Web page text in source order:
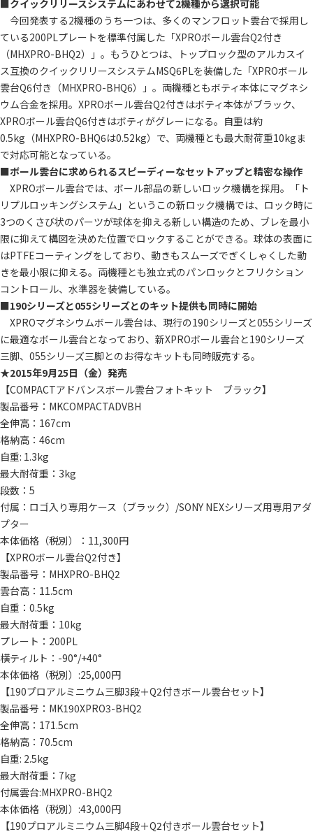
クイックリリースシステムにあわせて2機種から選択可能
今回発表する2機種のうち一つは、多くのマンフロット雲台で採用し
ている200PLプレートを標準付属した「XPROボール雲台Q2付き
（MHXPRO-BHQ2）」。もうひとつは、トップロック型のアルカスイ
ス互換のクイックリリースシステムMSQ6PLを装備した「XPROボール
雲台Q6付き（MHXPRO-BHQ6）」。両機種ともボティ本体にマグネシ
ウム合金を採用。XPROボール雲台Q2付きはボティ本体がブラック、
XPROボール雲台Q6付きはボティがグレーになる。自重は約
0.5kg（MHXPRO-BHQ6は0.52kg）で、両機種とも最大耐荷重10kgま
で対応可能となっている。
■ボール雲台に求められるスピーディーなセットアップと精密な操作
XPROボール雲台では、ボール部品の新しいロック機構を採用。「ト
リプルロッキングシステム」というこの新ロック機構では、ロック時に
3つのくさび状のパーツが球体を抑える新しい構造のため、ブレを最小
限に抑えて構図を決めた位置でロックすることができる。球体の表面に
はPTFEコーティングをしており、動きもスムーズでぎくしゃくした動
きを最小限に抑える。両機種とも独立式のパンロックとフリクション
コントロール、水準器を装備している。
■190シリーズと055シリーズとのキット提供も同時に開始
XPROマグネシウムボール雲台は、現行の190シリーズと055シリーズ
に最適なボール雲台となっており、新XPROボール雲台と190シリーズ
三脚、055シリーズ三脚とのお得なキットも同時販売する。
★2015年9月25日（金）発売
【COMPACTアドバンスボール雲台フォトキット ブラック】
製品番号：MKCOMPACTADVBH
全伸高：167cm
格納高：46cm
自重: 1.3kg
最大耐荷重：3kg
段数：5
付属：ロゴ入り専用ケース（ブラック）/SONY NEXシリーズ用専用アダ
プター
本体価格（税別）：11,300円
【XPROボール雲台Q2付き】
製品番号：MHXPRO-BHQ2
雲台高：11.5cm
自重：0.5kg
最大耐荷重：10kg
プレート：200PL
横ティルト：-90°/+40°
本体価格（税別）:25,000円
【190プロアルミニウム三脚3段＋Q2付きボール雲台セット】
製品番号：MK190XPRO3-BHQ2
全伸高：171.5cm
格納高：70.5cm
自重: 2.5kg
最大耐荷重：7kg
付属雲台:MHXPRO-BHQ2
本体価格（税別）:43,000円
【190プロアルミニウム三脚4段＋Q2付きボール雲台セット】